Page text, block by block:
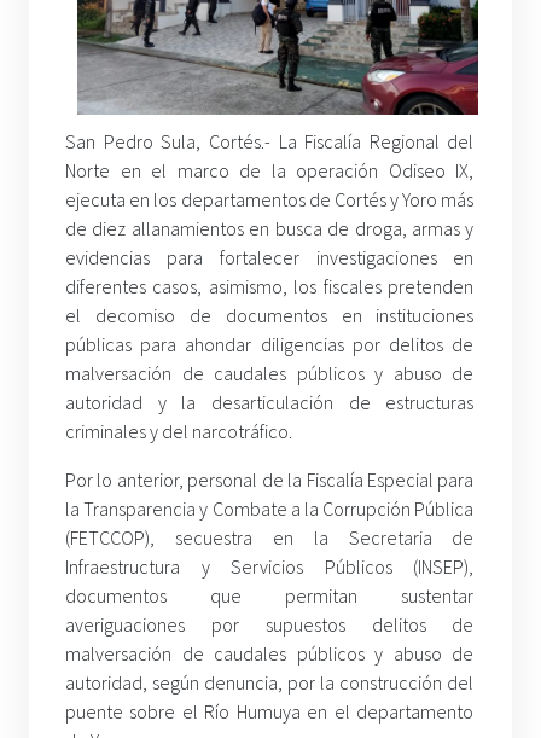
San Pedro Sula, Cortés.- La Fiscalía Regional del
Norte en el marco de la operación Odiseo IX,
ejecuta en los departamentos de Cortés y Yoro más
de diez allanamientos en busca de droga, armas y
evidencias para fortalecer investigaciones en
diferentes casos, asimismo, los fiscales pretenden
el decomiso de documentos en instituciones
públicas para ahondar diligencias por delitos de
malversación de caudales públicos y abuso de
autoridad y la desarticulación de estructuras
criminales y del narcotráfico.
Por lo anterior, personal de la Fiscalía Especial para
la Transparencia y Combate a la Corrupción Pública
(FETCCOP), secuestra en la Secretaria de
Infraestructura y Servicios Públicos (INSEP),
documentos que permitan sustentar
averiguaciones por supuestos delitos de
malversación de caudales públicos y abuso de
autoridad, según denuncia, por la construcción del
puente sobre el Río Humuya en el departamento